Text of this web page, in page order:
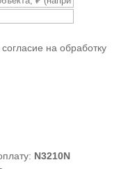
на обработку
N3210N